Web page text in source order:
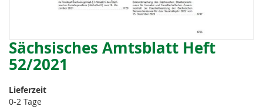
Sächsisches Amtsblatt Heft
52/2021
Lieferzeit
0-2 Tage
Zum
Anfang
der
springen